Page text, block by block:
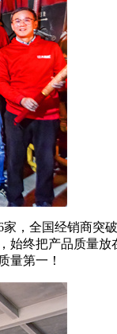
，全国经销商突
终把产品质量
量第一！